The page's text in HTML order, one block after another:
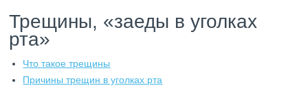
Трещины, «заеды в уголках
рта»
Что такое трещины
Причины трещин в уголках рта